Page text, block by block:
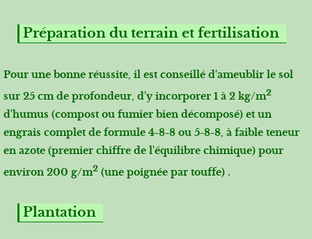
Préparation du terrain et fertilisation
Pour une bonne réussite, il est conseillé d'ameublir le sol
sur 25 cm de profondeur, d'y incorporer 1 à 2 kg/m2
d'humus (compost ou fumier bien décomposé) et un
engrais complet de formule 4-8-8 ou 5-8-8, à faible teneur
en azote (premier chiffre de l'équilibre chimique) pour
environ 200 g/m2 (une poignée par touffe) .
Plantation